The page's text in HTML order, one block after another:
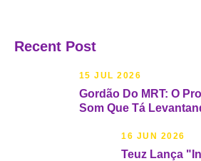
Recent Post
15 JUL 2026
Gordão Do MRT: O
Som Que Tá
16 JUN 2026
Teuz Lança